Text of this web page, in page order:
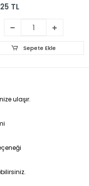
TL
Sepete Ekle
ulaşır.